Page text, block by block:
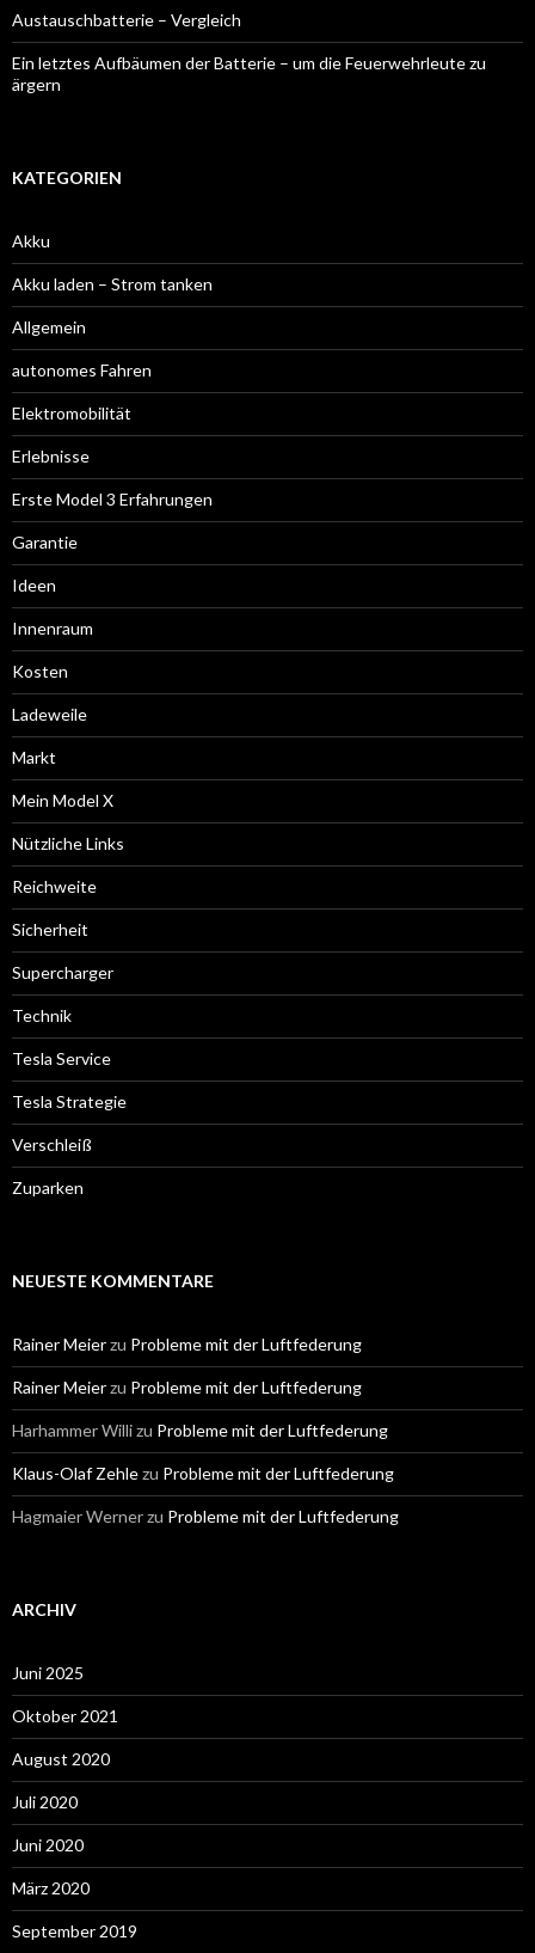
Austauschbatterie – Vergleich
Ein letztes Aufbäumen der Batterie – um die Feuerwehrleute zu
ärgern
KATEGORIEN
Akku
Akku laden – Strom tanken
Allgemein
autonomes Fahren
Elektromobilität
Erlebnisse
Erste Model 3 Erfahrungen
Garantie
Ideen
Innenraum
Kosten
Ladeweile
Markt
Mein Model X
Nützliche Links
Reichweite
Sicherheit
Supercharger
Technik
Tesla Service
Tesla Strategie
Verschleiß
Zuparken
NEUESTE KOMMENTARE
Rainer Meierzu Probleme mit der Luftfederung
Rainer Meierzu Probleme mit der Luftfederung
Harhammer Willizu Probleme mit der Luftfederung
Klaus-Olaf Zehlezu Probleme mit der Luftfederung
Hagmaier Wernerzu Probleme mit der Luftfederung
ARCHIV
Juni 2025
Oktober 2021
August 2020
Juli 2020
Juni 2020
März 2020
September 2019